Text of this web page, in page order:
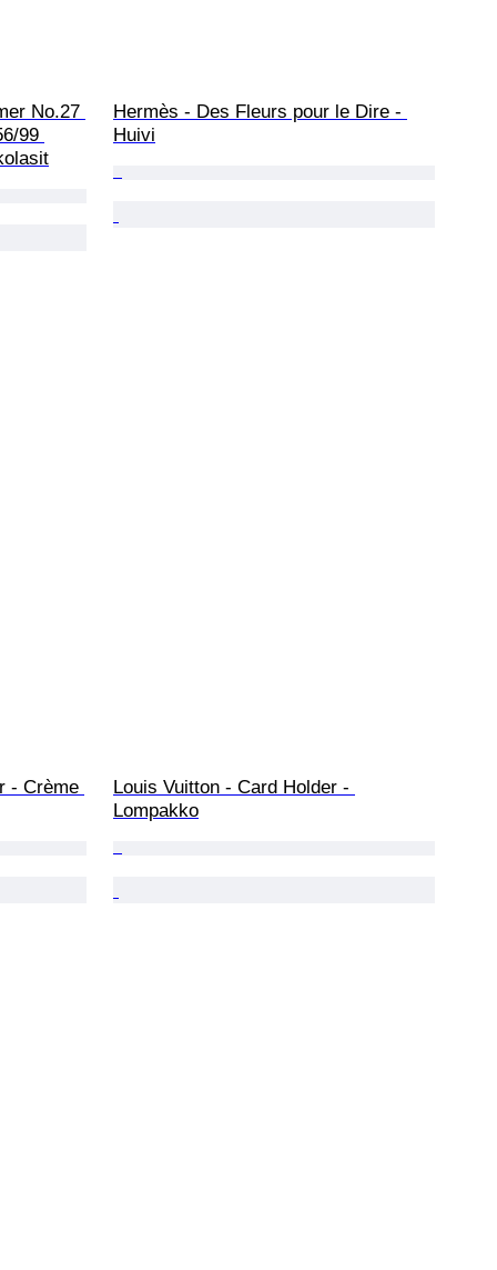
No.27
99
Hermès - Des Fleurs pour le Dire -
Huivi
- Crème
Louis Vuitton - Card Holder -
Lompakko